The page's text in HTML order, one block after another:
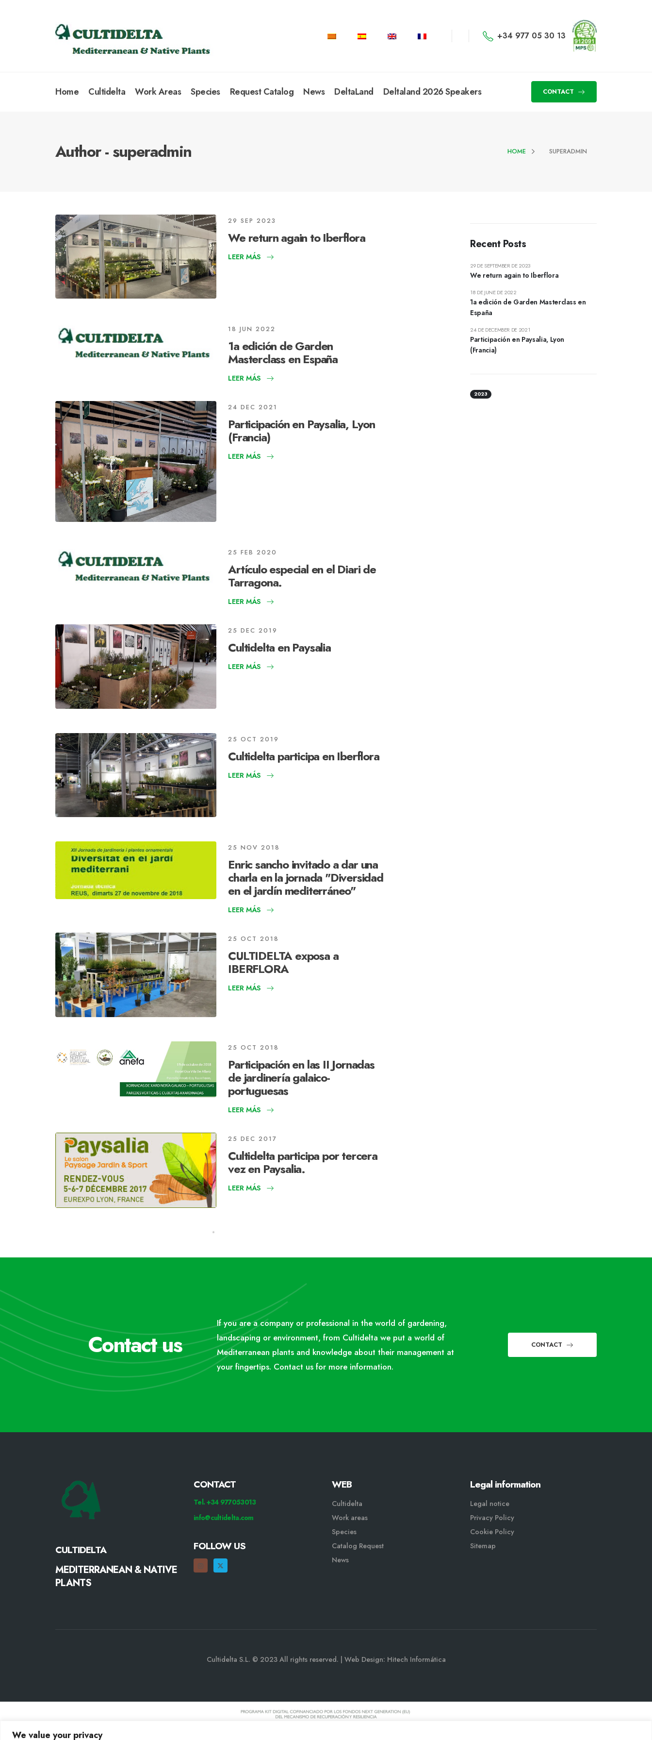
We value your privacy
+34 977 05 30 13
Home Cultidelta Work Areas Species Request Catalog News DeltaLand Deltaland 2026 Speakers CONTACT
Author - superadmin HOME SUPERADMIN
29 SEP 2023
We return again to Iberflora
LEER MÁS
18 JUN 2022
1a edición de Garden
Masterclass en España
LEER MÁS
24 DEC 2021
Participación en Paysalia, Lyon
(Francia)
LEER MÁS
25 FEB 2020
Artículo especial en el Diari de
Tarragona.
LEER MÁS
25 DEC 2019
Cultidelta en Paysalia
LEER MÁS
25 OCT 2019
Cultidelta participa en Iberflora
LEER MÁS
25 NOV 2018
Enric sancho invitado a dar una
charla en la jornada "Diversidad
en el jardín mediterráneo"
LEER MÁS
25 OCT 2018
CULTIDELTA exposa a
IBERFLORA
LEER MÁS
25 OCT 2018
Participación en las II Jornadas
de jardinería galaico-
portuguesas
LEER MÁS
25 DEC 2017
Cultidelta participa por tercera
vez en Paysalia.
LEER MÁS
Recent Posts
We return again to Iberflora
29 DE SEPTEMBER DE 2023
1a edición de Garden Masterclass en
España
18 DE JUNE DE 2022
Participación en Paysalia, Lyon
(Francia)
24 DE DECEMBER DE 2021
2023
Contact us
If you are a company or professional in the world of gardening,
landscaping or environment, from Cultidelta we put a world of
Mediterranean plants and knowledge about their management at
your fingertips. Contact us for more information.
CONTACT
CULTIDELTA
MEDITERRANEAN & NATIVE
PLANTS
CONTACT
Tel. +34 977053013
info@cultidelta.com
FOLLOW US
WEB
Cultidelta
Work areas
Species
Catalog Request
News
Legal information
Legal notice
Privacy Policy
Cookie Policy
Sitemap
Cultidelta S.L. © 2023 All rights reserved. | Web Design: Hitech Informática